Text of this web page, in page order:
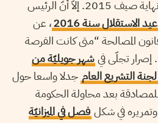
مسامح للمبادرة الرئاسيّة نهاية صيف 2015. إلاّ أنّ الرئيس
سنة 2016
، عن
المصالحة “متى كانت الفرصة
إصرار تجلّى في شهر جويليّة من
التشريع العام جدلا واسعا حول
بعد محاولة الحكومة
في شكل فصل في الميزانيّة